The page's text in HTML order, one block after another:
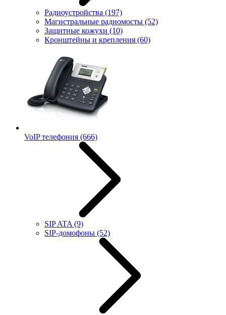
Радиоустройства (197)
Магистральные радиомосты (52)
Защитные кожухи (10)
Кронштейны и крепления (60)
VoIP телефония (666)
SIP ATA (9)
SIP-домофоны (52)